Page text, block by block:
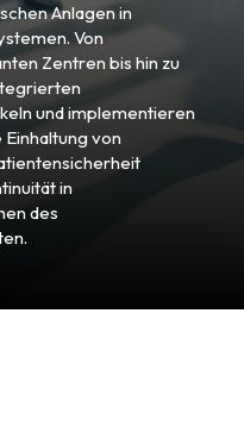
Anlagen in
Von
Zentren bis hin zu
und implementieren
von
in
des